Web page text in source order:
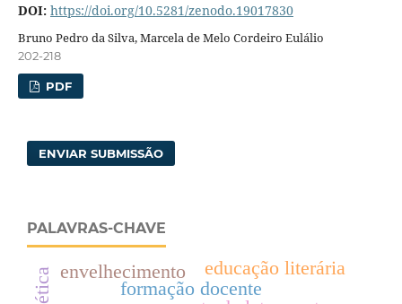
DOI: https://doi.org/10.5281/zenodo.19017830
Bruno Pedro da Silva, Marcela de Melo Cordeiro Eulálio
202-218
PDF
ENVIAR SUBMISSÃO
PALAVRAS-CHAVE
formação docente
envelhecimento educação literária